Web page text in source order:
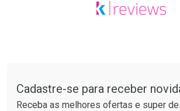
Por R$ 61,55/cada
Por R$
Cadastre-se para receber
Receba as melhores ofertas e super